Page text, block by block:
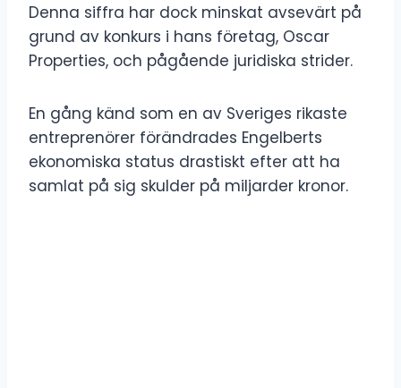
Denna siffra har dock minskat avsevärt på
grund av konkurs i hans företag, Oscar
Properties, och pågående juridiska strider.
En gång känd som en av Sveriges rikaste
entreprenörer förändrades Engelberts
ekonomiska status drastiskt efter att ha
samlat på sig skulder på miljarder kronor.